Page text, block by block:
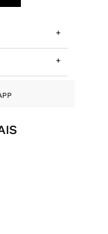
+
+